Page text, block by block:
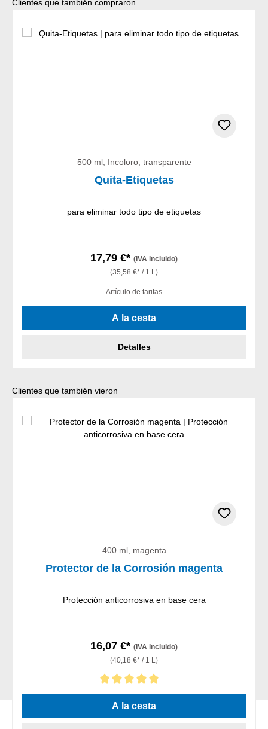
Clientes que también compraron
500 ml, Incoloro, transparente
Quita-Etiquetas
para eliminar todo tipo de etiquetas
17,79 €* (IVA incluido)
(35,58 €* / 1 L)
Artículo de tarifas
A la cesta
Detalles
Omitir la galería de productos
Clientes que también vieron
400 ml, magenta
Protector de la Corrosión magenta
Protección anticorrosiva en base cera
16,07 €* (IVA incluido)
(40,18 €* / 1 L)
Calificación promedio de 5 de 5 estrellas
A la cesta